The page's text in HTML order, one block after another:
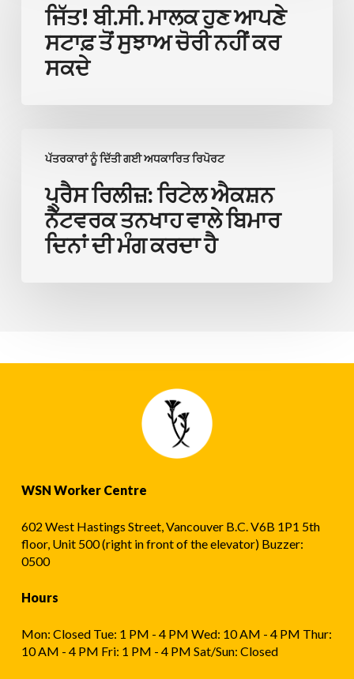
ਮਾਲਕ
ਆਪਣੇ
ਸਟਾਫ਼
ਚੋਰੀ
ਸਕਦੇ
ਜਿੱਤ! ਬੀ.ਸੀ. ਮਾਲਕ ਹੁਣ ਆਪਣੇ
ਸਟਾਫ਼ ਤੋਂ ਸੁਝਾਅ ਚੋਰੀ ਨਹੀਂ ਕਰ
ਸਕਦੇ
ਪੱਤਰਕਾਰਾਂ ਨੂੰ ਦਿੱਤੀ ਗਈ ਅਧਕਾਰਿਤ ਰਿਪੋਰਟ
ਰਿਲੀਜ਼:
ਰਿਟੇਲ
ਐਕਸ਼ਨ
ਨੈੱਟਵਰਕ
ਤਨਖਾਹ
ਪ੍ਰੈਸ ਰਿਲੀਜ਼: ਰਿਟੇਲ ਐਕਸ਼ਨ
ਨੈੱਟਵਰਕ ਤਨਖਾਹ ਵਾਲੇ ਬਿਮਾਰ
ਦਿਨਾਂ ਦੀ ਮੰਗ ਕਰਦਾ ਹੈ
WSN Worker Centre
602 West Hastings Street, Vancouver B.C. V6B 1P1 5th
floor, Unit 500 (right in front of the elevator) Buzzer:
0500
Hours
Mon: Closed Tue: 1 PM - 4 PM Wed: 10 AM - 4 PM Thur:
10 AM - 4 PM Fri: 1 PM - 4 PM Sat/Sun: Closed